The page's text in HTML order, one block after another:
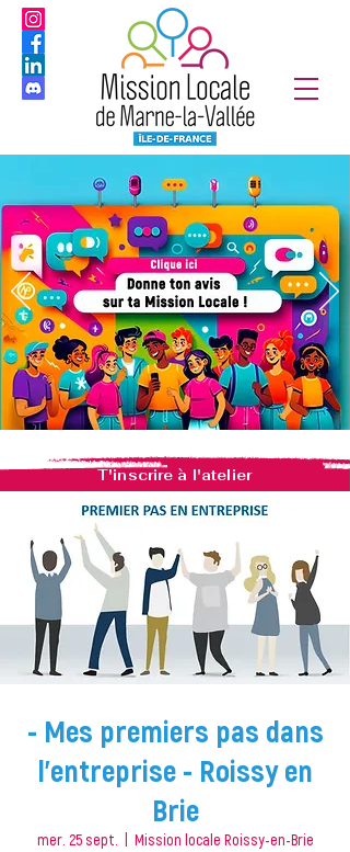
T'inscrire à l'atelier
- Mes premiers pas dans
l'entreprise - Roissy en
Brie
mer. 25 sept. Mission locale Roissy-en-Brie